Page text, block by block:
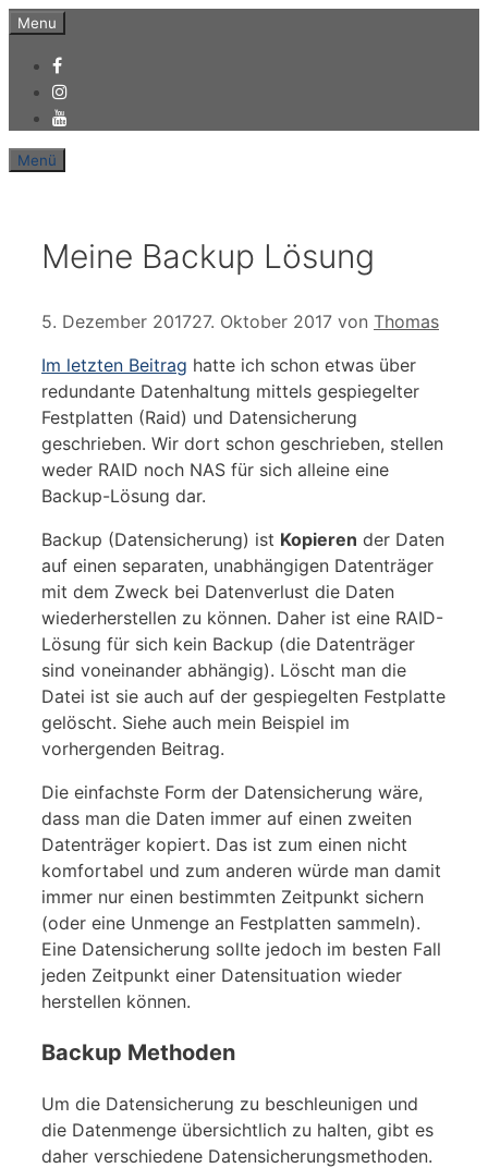
Zum
springen
Menu
Menü
Meine Backup Lösung
5. Dezember 201727. Oktober 2017 von Thomas
Im letzten Beitrag hatte ich schon etwas über
redundante Datenhaltung mittels gespiegelter
Festplatten (Raid) und Datensicherung
geschrieben. Wir dort schon geschrieben, stellen
weder RAID noch NAS für sich alleine eine
Backup-Lösung dar.
Backup (Datensicherung) ist Kopieren der Daten
auf einen separaten, unabhängigen Datenträger
mit dem Zweck bei Datenverlust die Daten
wiederherstellen zu können. Daher ist eine RAID-
Lösung für sich kein Backup (die Datenträger
sind voneinander abhängig). Löscht man die
Datei ist sie auch auf der gespiegelten Festplatte
gelöscht. Siehe auch mein Beispiel im
vorhergenden Beitrag.
Die einfachste Form der Datensicherung wäre,
dass man die Daten immer auf einen zweiten
Datenträger kopiert. Das ist zum einen nicht
komfortabel und zum anderen würde man damit
immer nur einen bestimmten Zeitpunkt sichern
(oder eine Unmenge an Festplatten sammeln).
Eine Datensicherung sollte jedoch im besten Fall
jeden Zeitpunkt einer Datensituation wieder
herstellen können.
Backup Methoden
Um die Datensicherung zu beschleunigen und
die Datenmenge übersichtlich zu halten, gibt es
daher verschiedene Datensicherungsmethoden.